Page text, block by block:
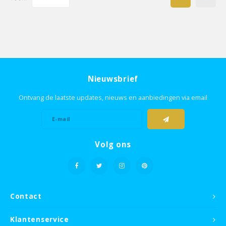
Contact
Nieuwsbrief
Ontvang de laatste updates, nieuws en aanbiedingen via email
Volg ons
Klantenservice